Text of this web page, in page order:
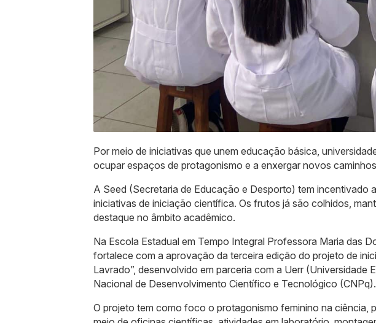
Por meio de iniciativas que unem educação básica,
ocupar espaços de protagonismo e a enxergar novos
A Seed (Secretaria de Educação e Desporto) tem incentivado
iniciativas de iniciação científica. Os frutos já são colhidos,
destaque no âmbito acadêmico.
Na Escola Estadual em Tempo Integral Professora Maria das
fortalece com a aprovação da terceira edição do projeto de
Lavrado”, desenvolvido em parceria com a Uerr (Universidade
Nacional de Desenvolvimento Científico e Tecnológico (CNPq).
O projeto tem como foco o protagonismo feminino na ciência,